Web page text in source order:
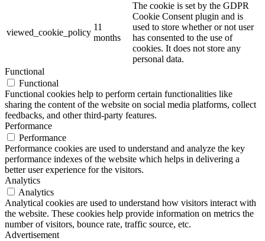
viewed_cookie_policy
11
months
The cookie is set by the GDPR
Cookie Consent plugin and is
used to store whether or not user
has consented to the use of
cookies. It does not store any
personal data.
Functional
Functional
Functional cookies help to perform certain functionalities like
sharing the content of the website on social media platforms, collect
feedbacks, and other third-party features.
Performance
Performance
Performance cookies are used to understand and analyze the key
performance indexes of the website which helps in delivering a
better user experience for the visitors.
Analytics
Analytics
Analytical cookies are used to understand how visitors interact with
the website. These cookies help provide information on metrics the
number of visitors, bounce rate, traffic source, etc.
Advertisement